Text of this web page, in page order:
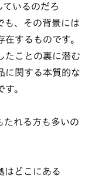
ているのだろ
、その背景には
するものです。
たことの裏に潜む
に関する本質的な
。
たれる方も多いの
はどこにある